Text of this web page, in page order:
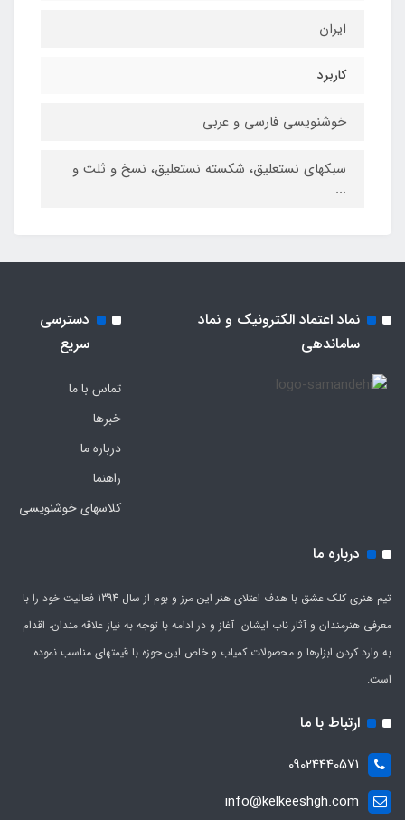
ایران
کاربرد
خوشنویسی فارسی و عربی
سبکهای نستعلیق، شکسته نستعلیق، نسخ و ثلث و
...
نماد اعتماد الکترونیک و نماد
ساماندهی
دسترسی
سریع
تماس با ما
خبرها
درباره ما
راهنما
کلاسهای خوشنویسی
درباره ما
تیم هنری کلک عشق با هدف اعتلای هنر این مرز و بوم از سال 1394 فعالیت خود را با
معرفی هنرمندان و آثار ناب ایشان آغاز و در ادامه با توجه به نیاز علاقه مندان، اقدام
به وارد کردن ابزارها و محصولات کمیاب و خاص این حوزه با قیمتهای مناسب نموده
است.
ارتباط با ما
09024440571
info@kelkeeshgh.com